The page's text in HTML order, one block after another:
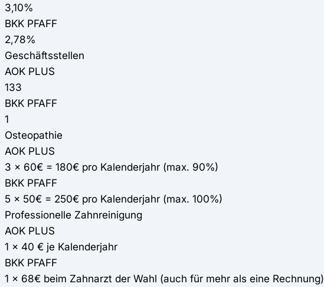
3,10%
BKK PFAFF
2,78%
Geschäftsstellen
AOK PLUS
133
BKK PFAFF
1
Osteopathie
AOK PLUS
3 x 60€ = 180€ pro Kalenderjahr (max. 90%)
BKK PFAFF
5 x 50€ = 250€ pro Kalenderjahr (max. 100%)
Professionelle Zahnreinigung
AOK PLUS
1 x 40 € je Kalenderjahr
BKK PFAFF
1 x 68€ beim Zahnarzt der Wahl (auch für mehr als eine Rechnung)